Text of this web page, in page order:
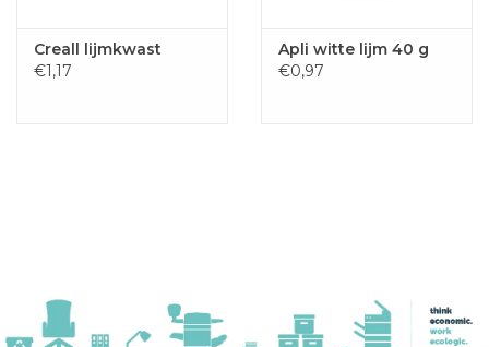
Creall lijmkwast
€1,17
Apli witte lijm 40 g
€0,97